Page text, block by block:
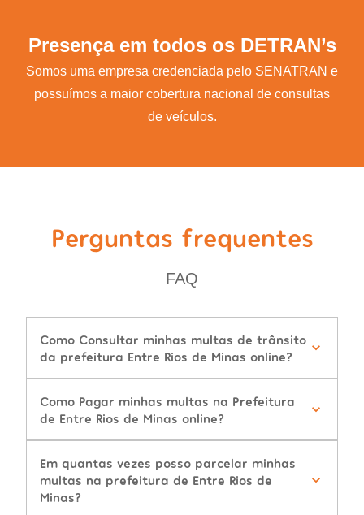
Presença em todos os DETRAN’s
Somos uma empresa credenciada pelo SENATRAN e
possuímos a maior cobertura nacional de consultas
de veículos.
Perguntas frequentes
FAQ
Como Consultar minhas multas de trânsito
da prefeitura Entre Rios de Minas online?
Como Pagar minhas multas na Prefeitura
de Entre Rios de Minas online?
Em quantas vezes posso parcelar minhas
multas na prefeitura de Entre Rios de
Minas?